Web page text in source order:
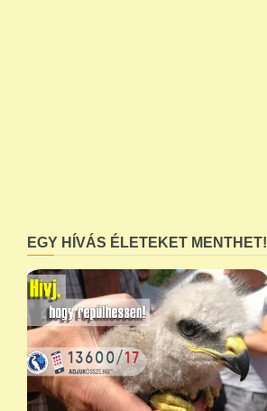
EGY HÍVÁS ÉLETEKET MENTHET!